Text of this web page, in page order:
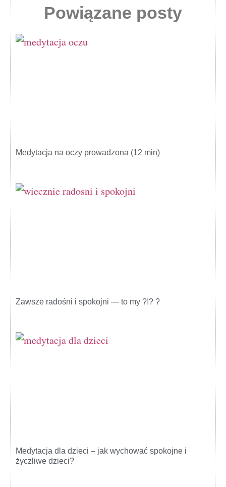
Powiązane posty
Medytacja na oczy prowadzona (12 min)
Zawsze radośni i spokojni — to my ?!? ?
Medytacja dla dzieci – jak wychować spokojne i
życzliwe dzieci?